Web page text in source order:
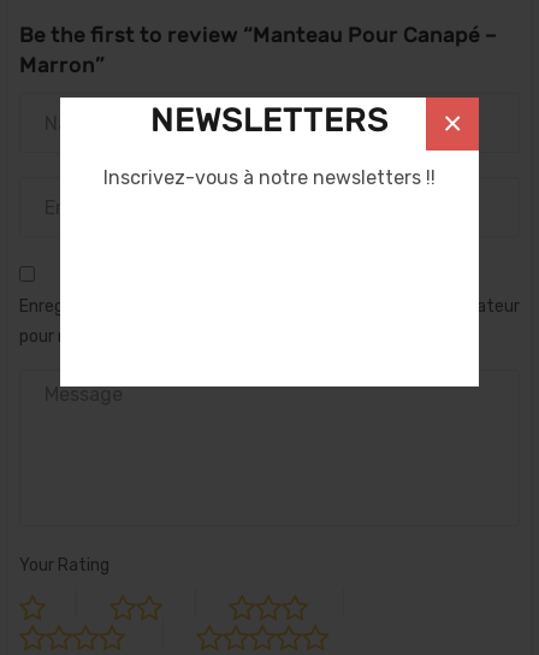
×
NEWSLETTERS
Inscrivez-vous à notre newsletters !!
Be the first to review “Manteau Pour Canapé –
Marron”
Enregistrer mon nom, mon e-mail et mon site dans le navigateur
pour mon prochain commentaire.
Your Rating